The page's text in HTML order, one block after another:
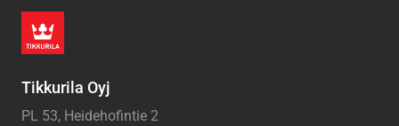
Tikkurila Oyj
PL 53, Heidehofintie 2